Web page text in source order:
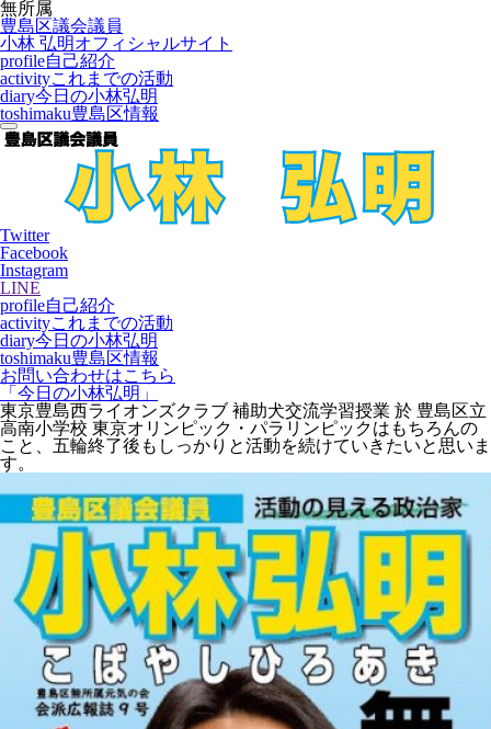
無所属
豊島区議会議員
小林 弘明オフィシャルサイト
profile自己紹介
activityこれまでの活動
diary今日の小林弘明
toshimaku豊島区情報
Twitter
Facebook
Instagram
LINE
profile自己紹介
activityこれまでの活動
diary今日の小林弘明
toshimaku豊島区情報
お問い合わせはこちら
「今日の小林弘明」
東京豊島西ライオンズクラブ 補助犬交流学習授業 於 豊島区立
高南小学校 東京オリンピック・パラリンピックはもちろんの
こと、五輪終了後もしっかりと活動を続けていきたいと思いま
す。